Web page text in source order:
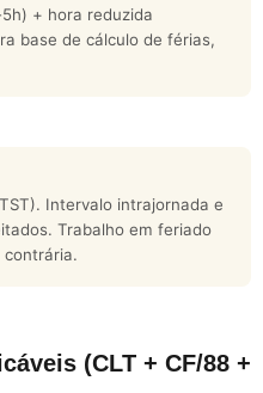
+ hora reduzida
base de cálculo de férias,
Intervalo intrajornada e
Trabalho em feriado
contrária.
(CLT + CF/88 +